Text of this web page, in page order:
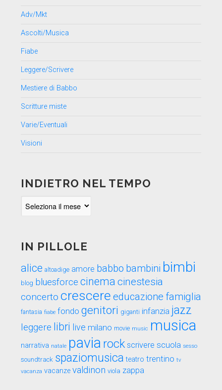
Adv/Mkt
Ascolti/Musica
Fiabe
Leggere/Scrivere
Mestiere di Babbo
Scritture miste
Varie/Eventuali
Visioni
INDIETRO NEL TEMPO
IN PILLOLE
alice altoadige amore babbo bambini bimbi
blog bluesforce cinema cinestesia
concerto crescere educazione famiglia
fantasia fiabe fondo genitori giganti infanzia jazz
leggere libri live milano movie music musica
narrativa natale pavia rock scrivere scuola sesso
soundtrack spaziomusica teatro trentino tv
vacanza vacanze valdinon viola zappa